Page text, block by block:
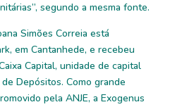
segundo a mesma fonte.
Simões Correia está
em Cantanhede, e recebeu
Capital, unidade de capital
Depósitos. Como grande
pela ANJE, a Exogenus